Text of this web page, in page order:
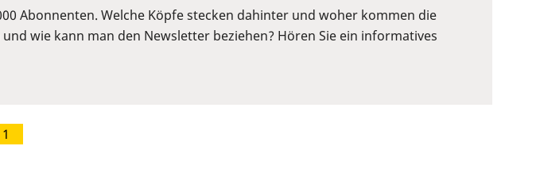
Abonnenten. Welche Köpfe stecken dahinter und woher kommen die
wie kann man den Newsletter beziehen? Hören Sie ein informatives
1